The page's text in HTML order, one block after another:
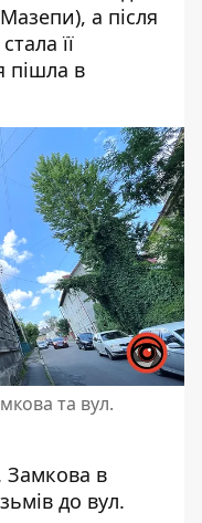
а після
її
пішла в
та вул.
Замкова в
до вул.